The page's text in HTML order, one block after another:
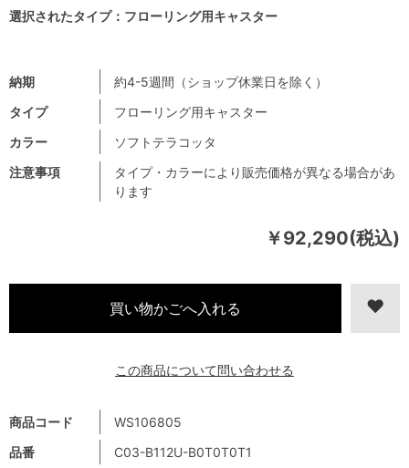
￥92,290(税込)
商品コード
WS106805
品番
C03-B112U-B0T0T0T1
注意事項
タイプ・カラーにより販売価格が異なる場合があ
ります
納期
約4-5週間（ショップ休業日を除く）
タイプ
フローリング用キャスター
カラー
ソフトテラコッタ
選択されたタイプ：フローリング用キャスター
この商品について問い合わせる